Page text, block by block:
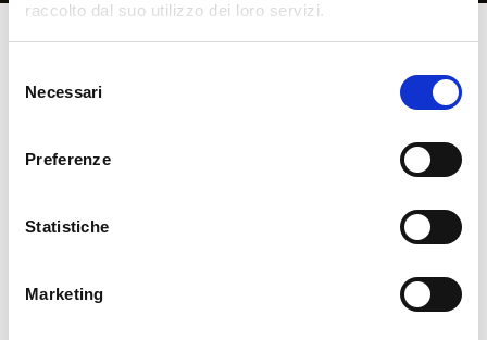
raccolto dal suo utilizzo dei loro servizi.
delNecessari
Preferenze
Statistiche
Marketing